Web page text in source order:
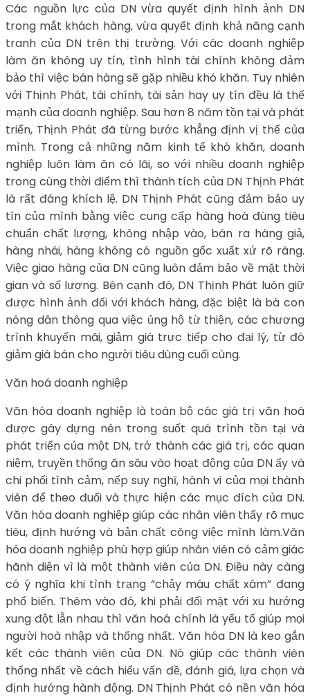
Các nguồn lực của DN vừa quyết định hình ảnh DN
trong mắt khách hàng, vừa quyết định khả năng cạnh
tranh của DN trên thị trường. Với các doanh nghiệp
làm ăn không uy tín, tình hình tài chính không đảm
bảo thì việc bán hàng sẽ gặp nhiều khó khăn. Tuy nhiên
với Thịnh Phát, tài chính, tài sản hay uy tín đều là thế
mạnh của doanh nghiệp. Sau hơn 8 năm tồn tại và phát
triển, Thịnh Phát đã từng bước khẳng định vị thế của
mình. Trong cả những năm kinh tế khó khăn, doanh
nghiệp luôn làm ăn có lãi, so với nhiều doanh nghiệp
trong cùng thời điểm thì thành tích của DN Thịnh Phát
là rất đáng khích lệ. DN Thịnh Phát cũng đảm bảo uy
tín của mình bằng việc cung cấp hàng hoá đúng tiêu
chuẩn chất lượng, không nhập vào, bán ra hàng giả,
hàng nhái, hàng không có nguồn gốc xuất xứ rõ ràng.
Việc giao hàng của DN cũng luôn đảm bảo về mặt thời
gian và số lượng. Bên cạnh đó, DN Thịnh Phát luôn giữ
được hình ảnh đối với khách hàng, đặc biệt là bà con
nông dân thông qua việc ủng hộ từ thiện, các chương
trình khuyến mãi, giảm giá trực tiếp cho đại lý, từ đó
giảm giá bán cho người tiêu dùng cuối cùng.
Văn hoá doanh nghiệp
Văn hóa doanh nghiệp là toàn bộ các giá trị văn hoá
được gây dựng nên trong suốt quá trình tồn tại và
phát triển của một DN, trở thành các giá trị, các quan
niệm, truyền thống ăn sâu vào hoạt động của DN ấy và
chi phối tình cảm, nếp suy nghĩ, hành vi của mọi thành
viên để theo đuổi và thực hiện các mục đích của DN.
Văn hóa doanh nghiệp giúp các nhân viên thấy rõ mục
tiêu, định hướng và bản chất công việc mình làm.Văn
hóa doanh nghiệp phù hợp giúp nhân viên có cảm giác
hãnh diện vì là một thành viên của DN. Điều này càng
có ý nghĩa khi tình trạng “chảy máu chất xám” đang
phổ biến. Thêm vào đó, khi phải đối mặt với xu hướng
xung đột lẫn nhau thì văn hoá chính là yếu tố giúp mọi
người hoà nhập và thống nhất. Văn hóa DN là keo gắn
kết các thành viên của DN. Nó giúp các thành viên
thống nhất về cách hiểu vấn đề, đánh giá, lựa chọn và
định hướng hành động. DN Thịnh Phát có nền văn hóa